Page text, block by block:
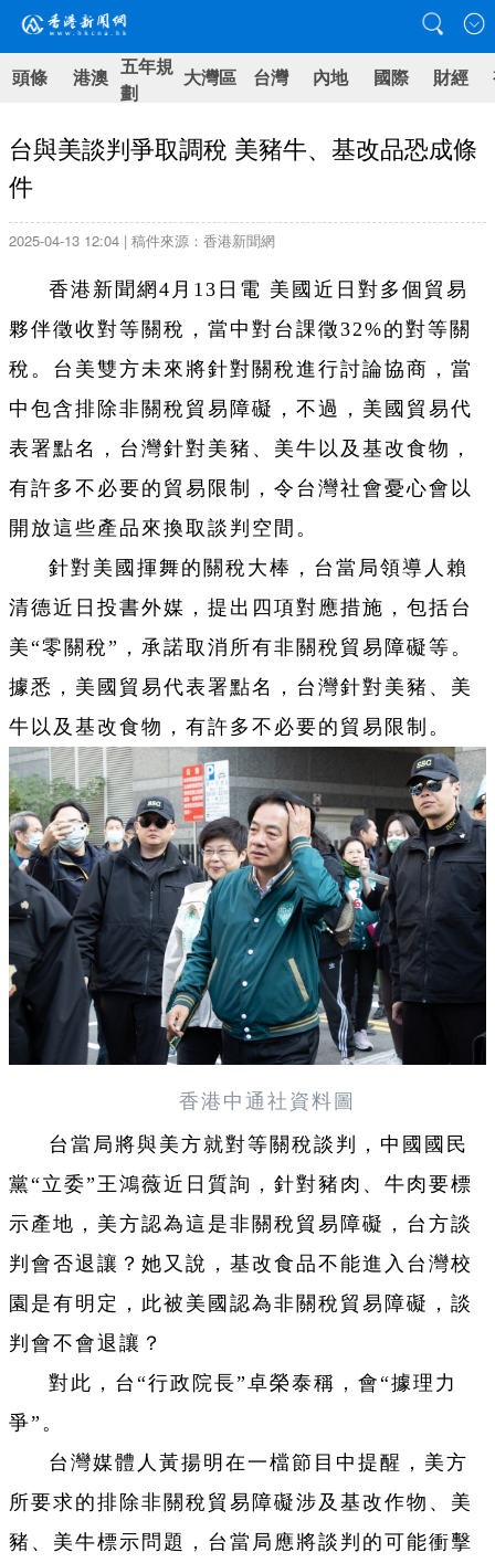
頭條 港澳 五年規
劃
大灣區 台灣 內地 國際 財經
台與美談判爭取調稅 美豬牛、基改品恐成條
件
2025-04-13 12:04 | 稿件來源：香港新聞網
香港新聞網4月13日電 美國近日對多個貿易
夥伴徵收對等關稅，當中對台課徵32%的對等關
稅。台美雙方未來將針對關稅進行討論協商，當
中包含排除非關稅貿易障礙，不過，美國貿易代
表署點名，台灣針對美豬、美牛以及基改食物，
有許多不必要的貿易限制，令台灣社會憂心會以
開放這些產品來換取談判空間。
針對美國揮舞的關稅大棒，台當局領導人賴
清德近日投書外媒，提出四項對應措施，包括台
美“零關稅”，承諾取消所有非關稅貿易障礙等。
據悉，美國貿易代表署點名，台灣針對美豬、美
牛以及基改食物，有許多不必要的貿易限制。
香港中通社資料圖
台當局將與美方就對等關稅談判，中國國民
黨“立委”王鴻薇近日質詢，針對豬肉、牛肉要標
示產地，美方認為這是非關稅貿易障礙，台方談
判會否退讓？她又說，基改食品不能進入台灣校
園是有明定，此被美國認為非關稅貿易障礙，談
判會不會退讓？
對此，台“行政院長”卓榮泰稱，會“據理力
爭”。
台灣媒體人黃揚明在一檔節目中提醒，美方
所要求的排除非關稅貿易障礙涉及基改作物、美
豬、美牛標示問題，台當局應將談判的可能衝擊